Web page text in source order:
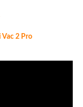
Vac 2 Pro